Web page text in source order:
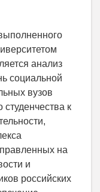
анализ
социальной
вузов
студенчества к
на
и
российских